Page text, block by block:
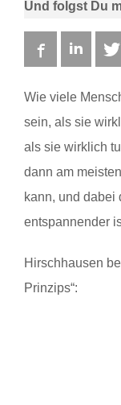
Und folgst Du
Facebook
Wie viele
sein, als sie
als sie wirklich
dann am
kann, und dabei
entspannender
Hirschhausen
Prinzips“: